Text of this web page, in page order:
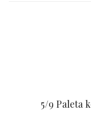
5/9 Paleta